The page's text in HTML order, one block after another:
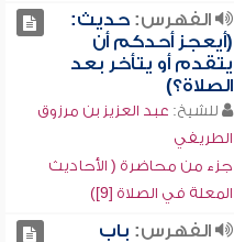
الفهرس:حديث:
(أيعجز أحدكم أن
يتقدم أو يتأخر بعد
الصلاة؟)
للشيخ: عبد العزيز بن مرزوق
الطريفي
جزء من محاضرة ( الأحاديث
المعلة في الصلاة [9])
الفهرس: باب